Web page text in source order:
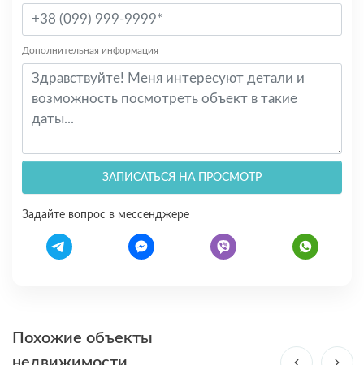
Дополнительная информация
ЗАПИСАТЬСЯ НА ПРОСМОТР
Задайте вопрос в мессенджере
Похожие объекты